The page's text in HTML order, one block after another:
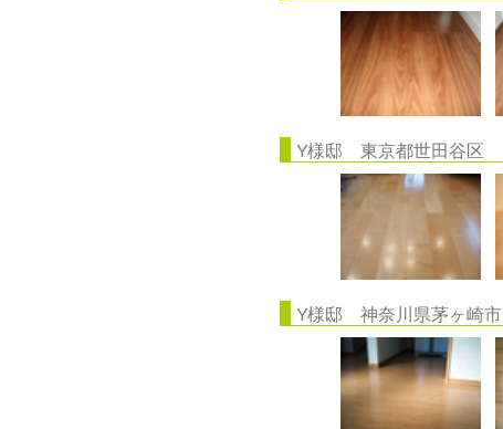
Y様邸 東京都世田谷区
Y様邸 神奈川県茅ヶ崎市